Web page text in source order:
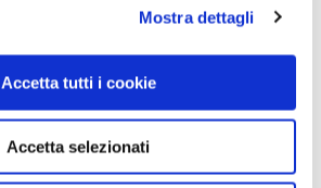
Mostra dettagli
Accetta tutti i cookie
Accetta selezionati